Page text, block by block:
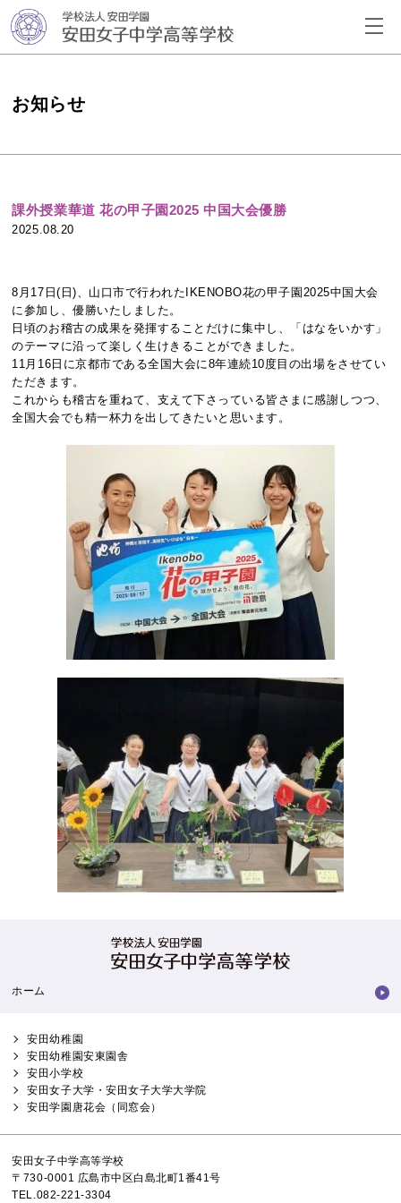
お知らせ
課外授業華道 花の甲子園2025 中国大会優勝
2025.08.20
8月17日(日)、山口市で行われたIKENOBO花の甲子園2025中国大会
に参加し、優勝いたしました。
日頃のお稽古の成果を発揮することだけに集中し、「はなをいかす」
のテーマに沿って楽しく生けきることができました。
11月16日に京都市である全国大会に8年連続10度目の出場をさせてい
ただきます。
これからも稽古を重ねて、支えて下さっている皆さまに感謝しつつ、
全国大会でも精一杯力を出してきたいと思います。
ホーム
安田幼稚園
安田幼稚園安東園舎
安田小学校
安田女子大学・安田女子大学大学院
安田学園唐花会（同窓会）
安田女子中学高等学校
〒730-0001 広島市中区白島北町1番41号
TEL.082-221-3304